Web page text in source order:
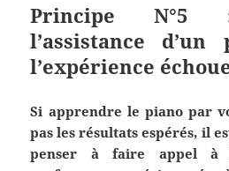
Principe N°5 :
l’assistance
l’expérience
Si apprendre le piano par
pas les résultats espérés, il
penser à faire appel à